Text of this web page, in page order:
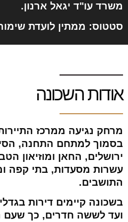
משרד עו"ד יגאל ארנון.
סטטוס: ממתין לועדת
אודות השכונה
מרחק נגיעה ממרכז
בסמוך למתחם התחנה,
ירושלים, החאן ומוזיאון
עשרות מסעדות, בתי קפה
התושבים.
בשכונה קיימים דירות
ועד לששה חדרים, כך